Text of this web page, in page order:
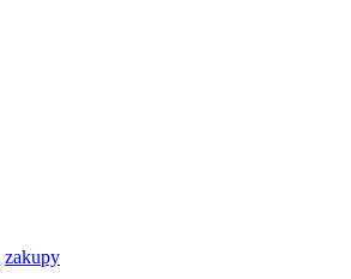
zakupy